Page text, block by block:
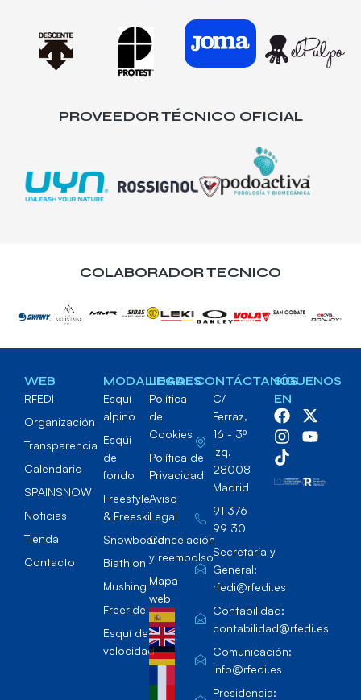
PROVEEDOR TÉCNICO OFICIAL
COLABORADOR TECNICO
WEB
RFEDI
Organización
Transparencia
Calendario
SPAINSNOW
Noticias
Tienda
Contacto
MODALIDADES
Esquí
alpino
Esqúi
de
fondo
Freestyle
& Freeski
Snowboard
Biathlon
Mushing
Freeride
Esquí de
velocidad
LEGAL
Política
de
Cookies
Política de
Privacidad
Aviso
Legal
Cancelación
y reembolso
Mapa
web
CONTÁCTANOS
C/
Ferraz,
16 - 3º
Izq.
28008
Madrid
91 376
99 30
Secretaría y
General:
rfedi@rfedi.es
Contabilidad:
contabilidad@rfedi.es
Comunicación:
info@rfedi.es
Presidencia:
SÍGUENOS
EN